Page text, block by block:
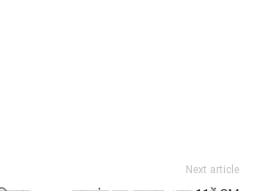
Next article